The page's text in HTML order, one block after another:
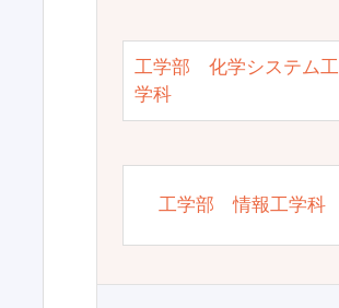
工学部 化学システム工
学科
工学部 情報工学科